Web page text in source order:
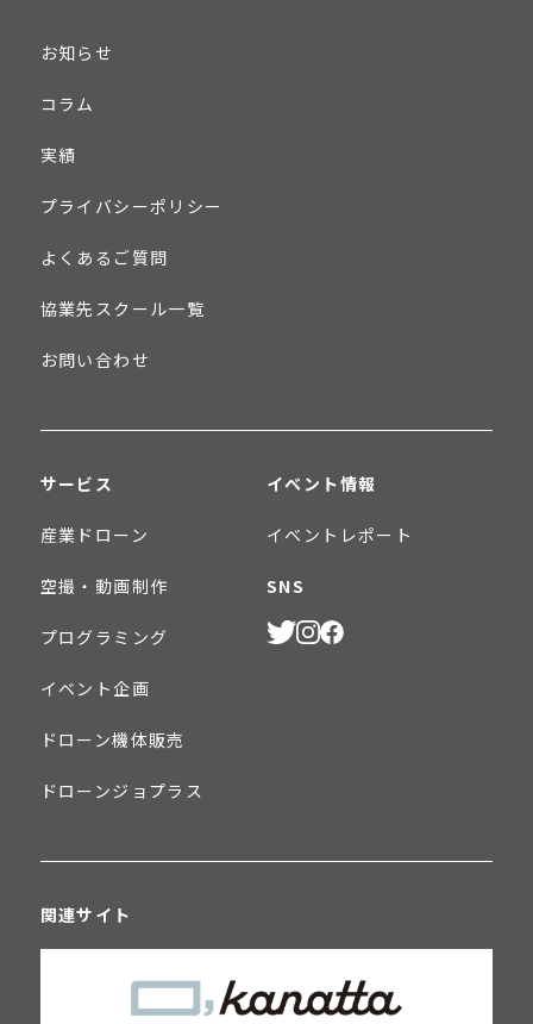
お知らせ
コラム
実績
プライバシーポリシー
よくあるご質問
協業先スクール一覧
お問い合わせ
サービス
産業ドローン
空撮・動画制作
プログラミング
イベント企画
ドローン機体販売
ドローンジョプラス
イベント情報
イベントレポート
SNS
関連サイト